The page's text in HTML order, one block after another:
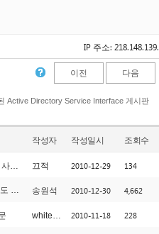
IP 주소:
이전 다음
Active Directory Service Interface 게시판
작성자 작성일시 조회수
카페나 블로그에서 별도 도메인 사용하기 끄적 2010-12-29 134
기 [1]
송원석 2010-12-30 4,662
whiteboy 2010-11-18 228